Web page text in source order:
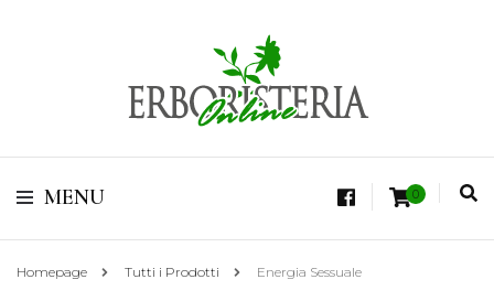
Erboristeria Shop
Online Tisane
Vendita di Botaniche, Erbe e Spezie Officinali, Tisane Terapeutiche Esclusive,
MENU 0
Homepage Tutti i Prodotti Energia Sessuale